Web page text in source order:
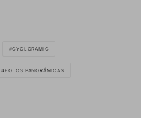
CYCLORAMIC
FOTOS PANORÁMICAS